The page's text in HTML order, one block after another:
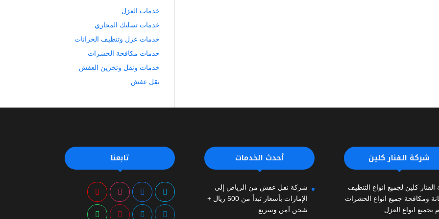
خدمات العزل
خدمات تسليك المجاري
خدمات عزل وتنظيف الخزانات
خدمات مكافحة الحشرات
خدمات ونقل وتخزين العفش
نقل عفش
شركة الفنار كلين
كلين لجميع انواع التنظيف
ومكافحة جميع انواع الحشرات
بجميع انواع العزل.
أحدث الخدمات
شركة نقل عفش من الرياض إلى
الإمارات بأسعار تبدأ من 500 ريال +
شحن آمن وسريع
تابعنا